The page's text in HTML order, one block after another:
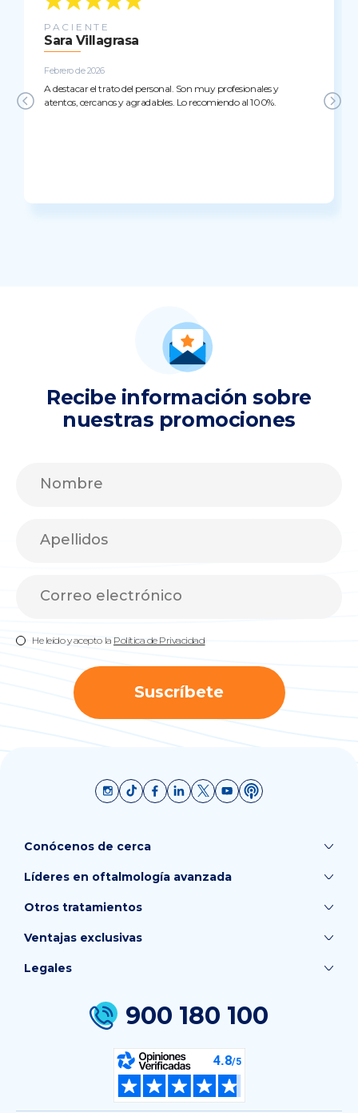
PACIENTE
Sara Villagrasa
Febrero de 2026
A destacar el trato del personal. Son muy profesionales y
atentos, cercanos y agradables. Lo recomiendo al 100%.
Recibe información sobre
nuestras promociones
He leído y acepto la Política de Privacidad
Suscríbete
Conócenos de cerca
Líderes en oftalmología avanzada
Otros tratamientos
Ventajas exclusivas
900 180 100
Legales